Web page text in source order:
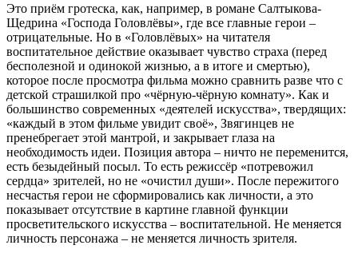
Это приём гротеска, как, например, в романе Салтыкова-
Щедрина «Господа Головлёвы», где все главные герои –
отрицательные. Но в «Головлёвых» на читателя
воспитательное действие оказывает чувство страха (перед
бесполезной и одинокой жизнью, а в итоге и смертью),
которое после просмотра фильма можно сравнить разве что с
детской страшилкой про «чёрную-чёрную комнату». Как и
большинство современных «деятелей искусства», твердящих:
«каждый в этом фильме увидит своё», Звягинцев не
пренебрегает этой мантрой, и закрывает глаза на
необходимость идеи. Позиция автора – ничто не переменится,
есть безыдейный посыл. То есть режиссёр «потревожил
сердца» зрителей, но не «очистил души». После пережитого
несчастья герои не сформировались как личности, а это
показывает отсутствие в картине главной функции
просветительского искусства – воспитательной. Не меняется
личность персонажа – не меняется личность зрителя.